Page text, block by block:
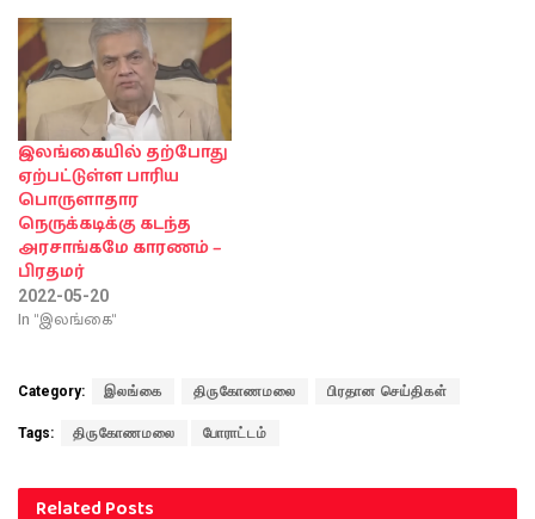
இலங்கையில் தற்போது
ஏற்பட்டுள்ள பாரிய
பொருளாதார
நெருக்கடிக்கு கடந்த
அரசாங்கமே காரணம் –
பிரதமர்
2022-05-20
In "இலங்கை"
Category: இலங்கை திருகோணமலை பிரதான செய்திகள்
Tags: திருகோணமலை போராட்டம்
RelatedPosts